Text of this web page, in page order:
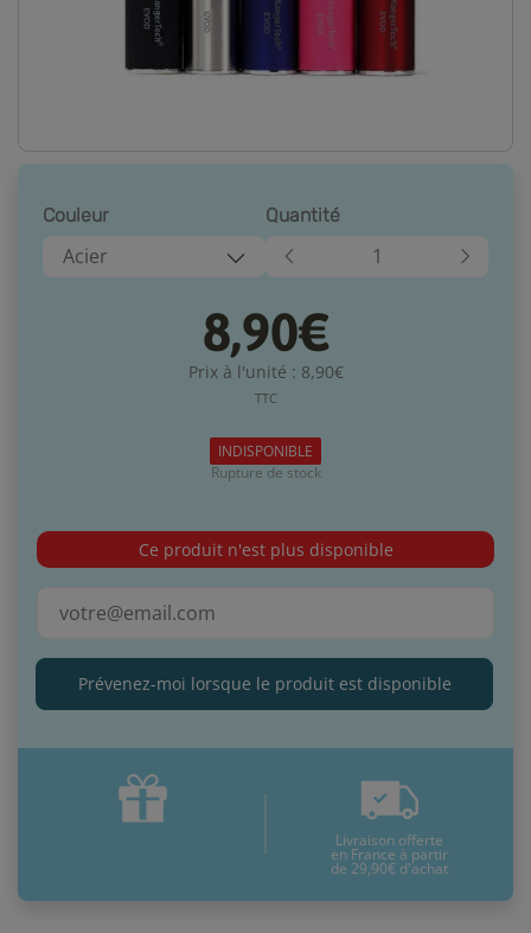
Couleur
Acier
Quantité
8,90€
Prix à l'unité : 8,90€
TTC
INDISPONIBLE
Rupture de stock
Ce produit n'est plus disponible
Prévenez-moi lorsque le produit est disponible
Livraison offerte
en France à partir
de 29,90€ d'achat